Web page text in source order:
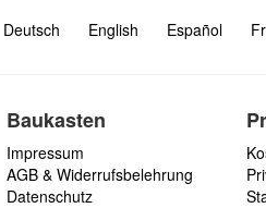
Deutsch English Español
Baukasten
Impressum
AGB & Widerrufsbelehrung
Datenschutz